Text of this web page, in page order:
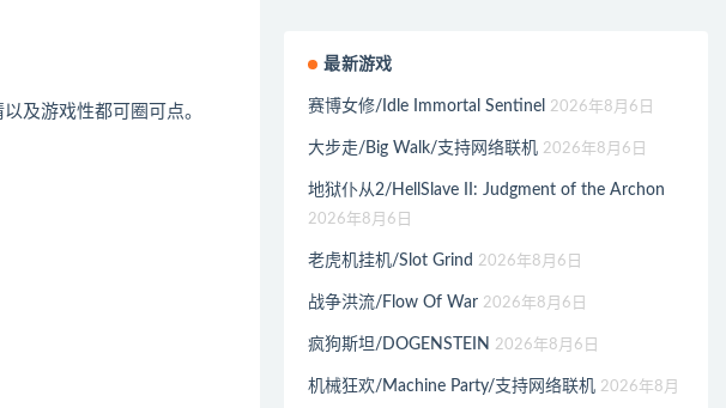
及游戏性都可圈可点。
最新游戏
赛博女修/Idle Immortal Sentinel 2026年8月6日
大步走/Big Walk/支持网络联机 2026年8月6日
地狱仆从2/HellSlave II: Judgment of the Archon
2026年8月6日
老虎机挂机/Slot Grind 2026年8月6日
战争洪流/Flow Of War 2026年8月6日
疯狗斯坦/DOGENSTEIN 2026年8月6日
机械狂欢/Machine Party/支持网络联机 2026年8月